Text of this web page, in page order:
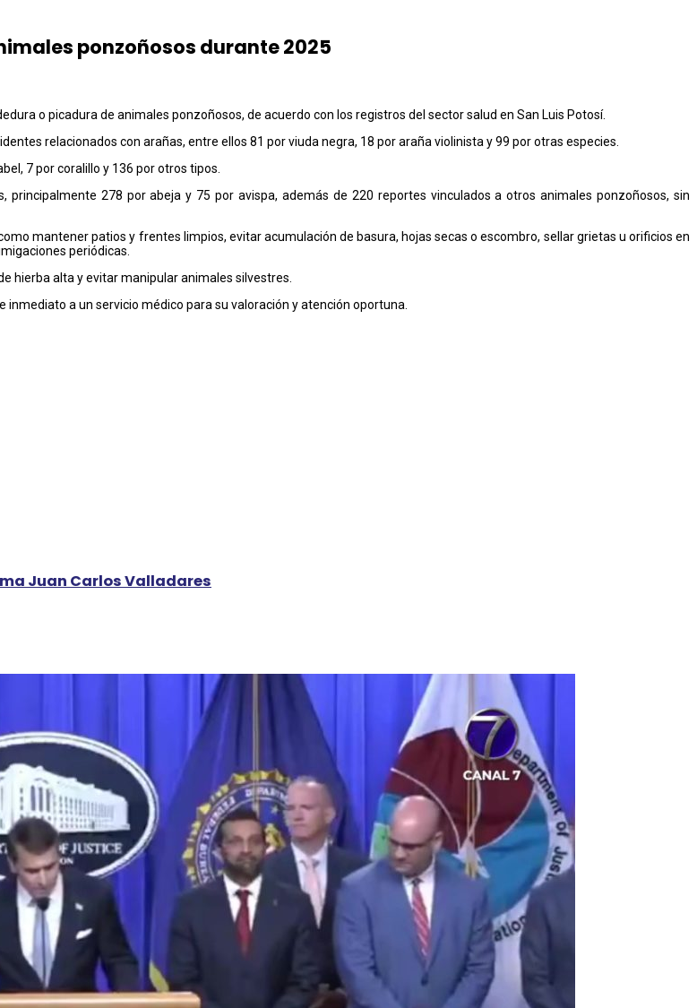
ponzoñosos durante 2025
o picadura de animales ponzoñosos, de acuerdo con los registros del sector salud en San Luis Potosí.
relacionados con arañas, entre ellos 81 por viuda negra, 18 por araña violinista y 99 por otras especies.
7 por coralillo y 136 por otros tipos.
278 por abeja y 75 por avispa, además de 220 reportes vinculados a otros animales ponzoñosos, sin
mantener patios y frentes limpios, evitar acumulación de basura, hojas secas o escombro, sellar grietas u orificios en
periódicas.
hierba alta y evitar manipular animales silvestres.
a un servicio médico para su valoración y atención oportuna.
Juan Carlos Valladares